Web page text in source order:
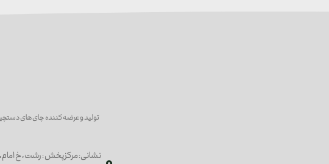
تولید و عرضه کننده چای های
نشانی: مرکز پخش : رشت ، خ امام